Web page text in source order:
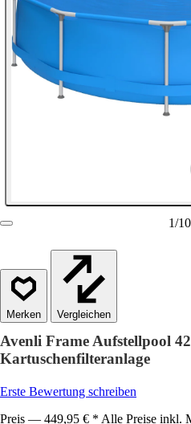
1/10
Vergleichen
Avenli Frame Aufstellpool
Kartuschenfilteranlage
Erste Bewertung schreiben
Preis — 449,95 € * Alle Preise inkl.